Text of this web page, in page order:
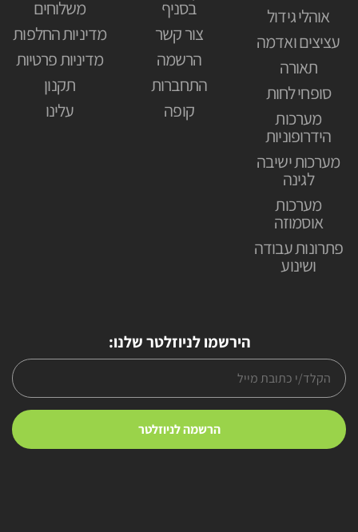
אוהלי גידול
עציצים ואדמה
תאורה
סופחי לחות
מערכות
הידרופוניות
מערכות ישיבה
לגינה
מערכות
אוסמוזה
פתרונות עבודה
ושינוע
בסניף
צור קשר
הרשמה
התחברות
קופה
משלוחים
מדיניות החלפות
מדיניות פרטיות
תקנון
עלינו
הירשמו לניוזלטר שלנו: